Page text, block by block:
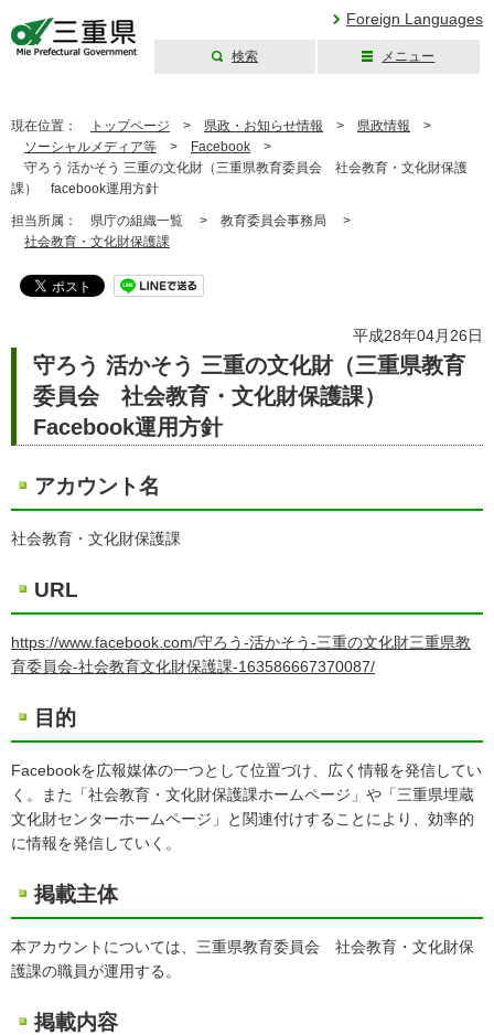
Foreign Languages
検索 メニュー
現在位置： トップページ > 県政・お知らせ情報 > 県政情報 >
ソーシャルメディア等 > Facebook >
守ろう 活かそう 三重の文化財（三重県教育委員会 社会教育・文化財保護
課） facebook運用方針
担当所属： 県庁の組織一覧 > 教育委員会事務局 >
社会教育・文化財保護課
平成28年04月26日
守ろう 活かそう 三重の文化財（三重県教育
委員会 社会教育・文化財保護課）
Facebook運用方針
アカウント名
社会教育・文化財保護課
URL
https://www.facebook.com/守ろう-活かそう-三重の文化財三重県教
育委員会-社会教育文化財保護課-163586667370087/
目的
Facebookを広報媒体の一つとして位置づけ、広く情報を発信してい
く。また「社会教育・文化財保護課ホームページ」や「三重県埋蔵
文化財センターホームページ」と関連付けすることにより、効率的
に情報を発信していく。
掲載主体
本アカウントについては、三重県教育委員会 社会教育・文化財保
護課の職員が運用する。
掲載内容